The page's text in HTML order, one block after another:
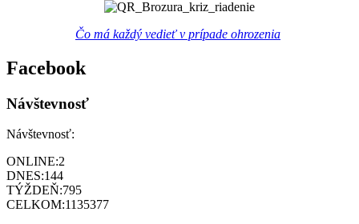
Čo má každý vedieť v prípade ohrozenia
Facebook
Návštevnosť
Návštevnosť:
ONLINE:2
DNES:144
TÝŽDEŇ:795
CELKOM:1135377